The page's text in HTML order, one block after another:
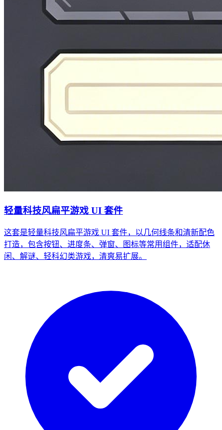
轻量科技风扁平游戏 UI 套件
这套是轻量科技风扁平游戏 UI 套件，以几何线条和清新配色
打造，包含按钮、进度条、弹窗、图标等常用组件，适配休
闲、解谜、轻科幻类游戏，清爽易扩展。